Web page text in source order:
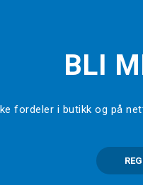
BLI
fordeler i butikk og på